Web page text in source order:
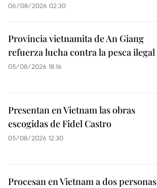
06/08/2026 02:30
Provincia vietnamita de An Giang
refuerza lucha contra la pesca ilegal
05/08/2026 18:16
Presentan en Vietnam las obras
escogidas de Fidel Castro
05/08/2026 12:30
Procesan en Vietnam a dos personas